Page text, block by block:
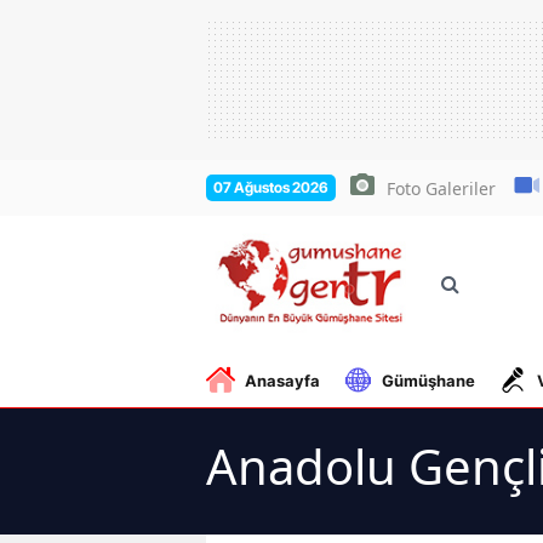
07 Ağustos 2026 Foto Galeriler
Anasayfa Gümüşhane
Anadolu